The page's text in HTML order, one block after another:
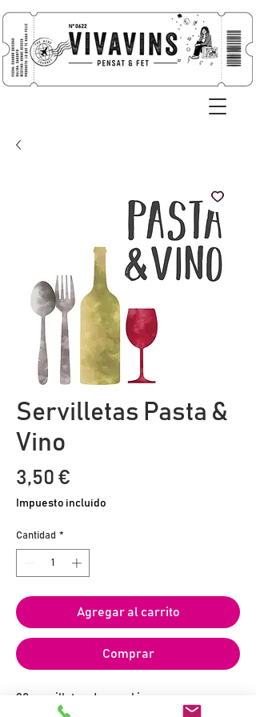
Servilletas Pasta &
Vino
3,50 €
Impuesto incluido
Cantidad *
Agregar al carrito
Comprar
20 servilletas de papel impresas en